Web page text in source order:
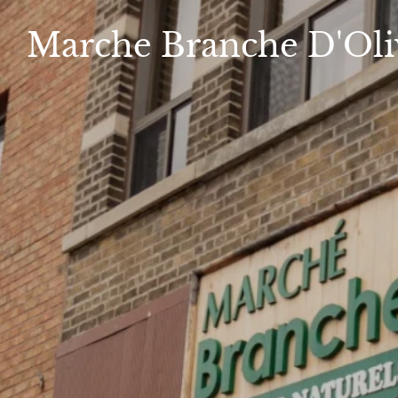
MarcheBranche